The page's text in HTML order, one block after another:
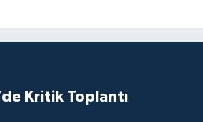
Kritik Toplantı